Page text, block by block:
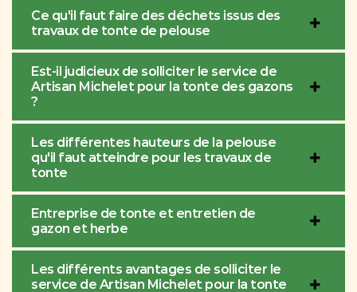
Ce qu'il faut faire des déchets issus des
travaux de tonte de pelouse
Est-il judicieux de solliciter le service de
Artisan Michelet pour la tonte des gazons
?
Les différentes hauteurs de la pelouse
qu'il faut atteindre pour les travaux de
tonte
Entreprise de tonte et entretien de
gazon et herbe
Les différents avantages de solliciter le
service de Artisan Michelet pour la tonte